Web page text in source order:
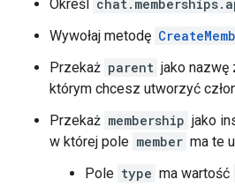
Określ
Wywołaj metodę
Przekaż parent jako nazwę
którym chcesz utworzyć
Przekaż membership jako
w której pole member ma te
Pole type ma wartość